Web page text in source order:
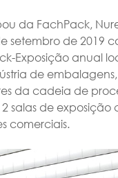
da FachPack,
setembro de 2019
Exposição anual
de
da cadeia de
salas de exposição
comerciais.